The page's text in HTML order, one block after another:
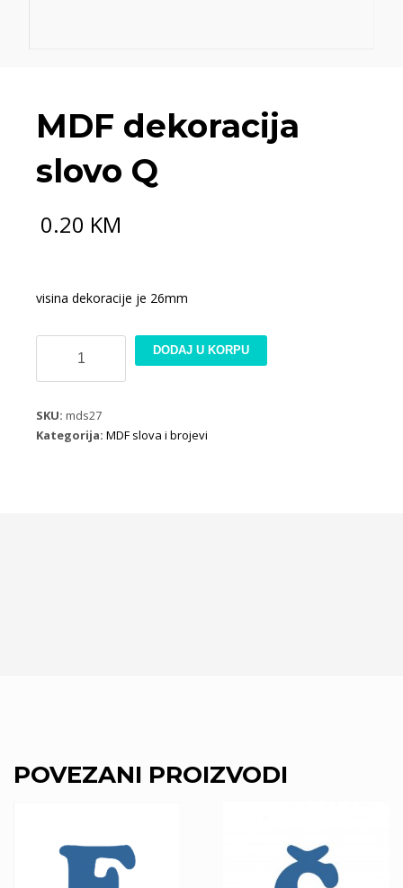
MDF dekoracija
slovo Q
0.20 KM
visina dekoracije je 26mm
dekoracija
slovo
količina
DODAJ U KORPU
SKU: mds27
Kategorija: MDF slova i brojevi
POVEZANI PROIZVODI